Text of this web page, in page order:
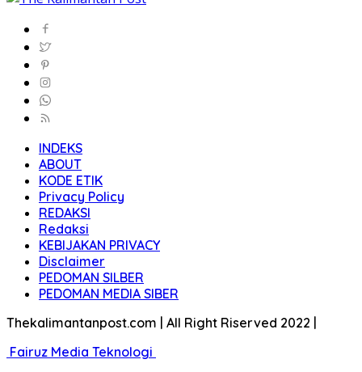
INDEKS
ABOUT
KODE ETIK
Privacy Policy
REDAKSI
Redaksi
KEBIJAKAN PRIVACY
Disclaimer
PEDOMAN SILBER
PEDOMAN MEDIA SIBER
Thekalimantanpost.com | All Right Riserved 2022 |
Fairuz Media Teknologi